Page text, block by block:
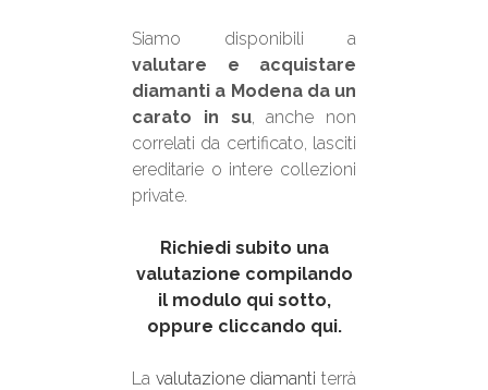
Siamo disponibili a
valutare e acquistare
diamanti a Modena da un
carato in su, anche non
correlati da certificato, lasciti
ereditarie o intere collezioni
private.
Richiedi subito una
valutazione compilando
il modulo qui sotto,
oppure cliccando qui.
La valutazione diamanti terrà